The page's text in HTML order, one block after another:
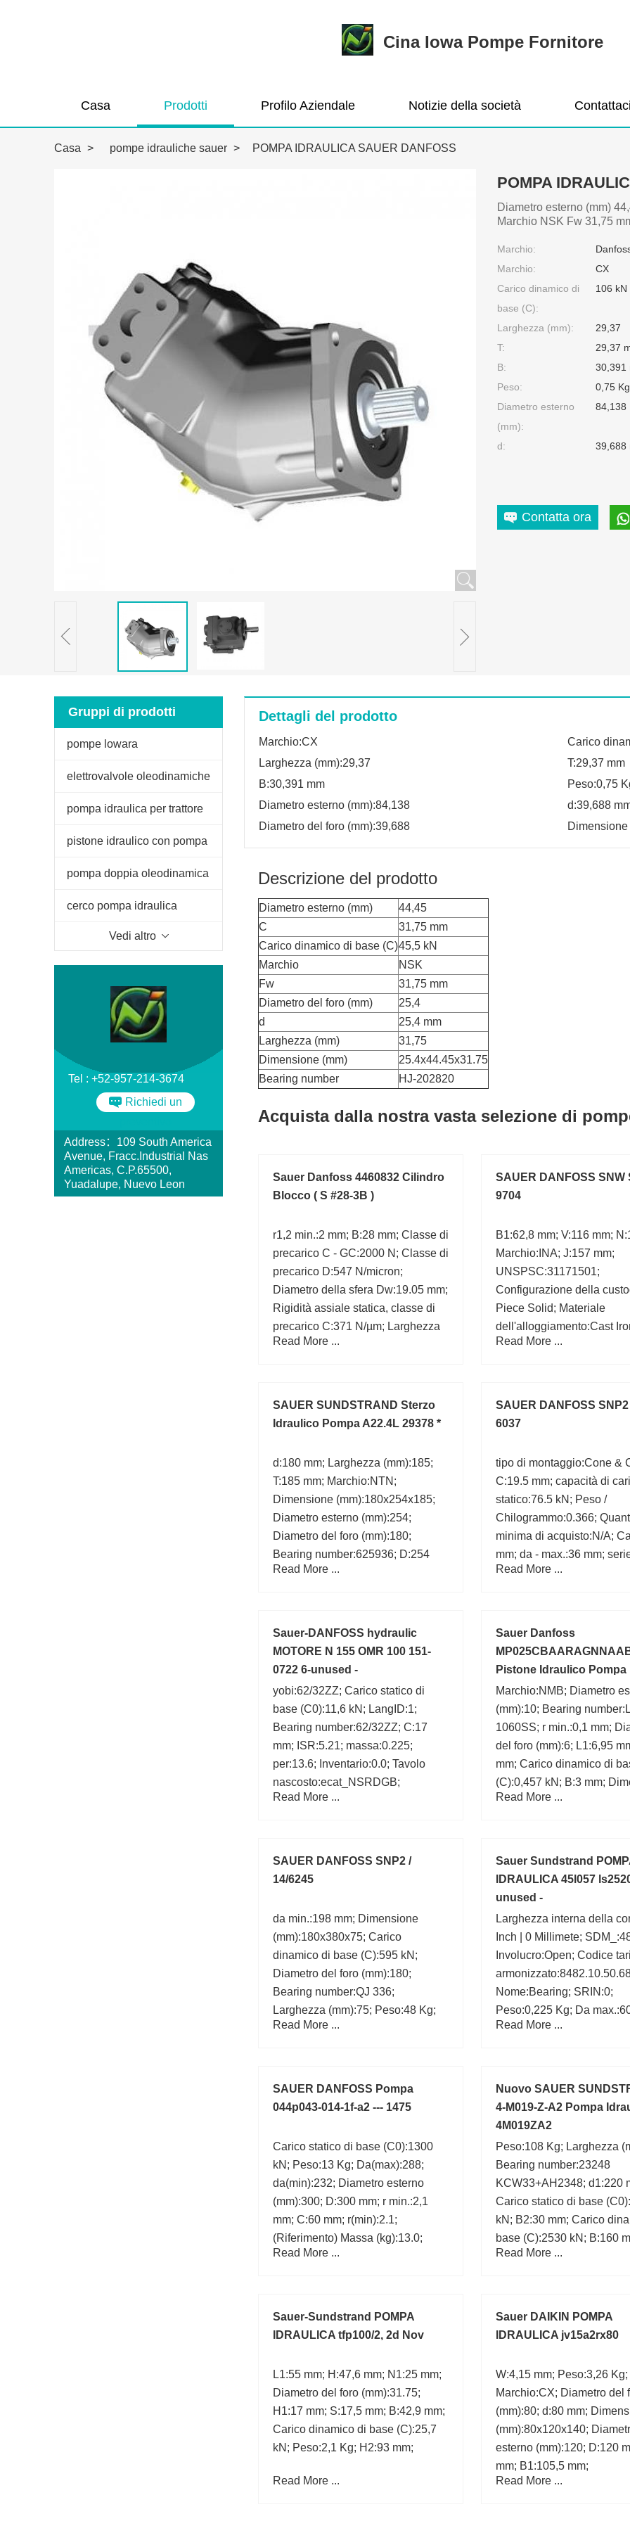
Cina Iowa Pompe Fornitore
Casa Prodotti Profilo Aziendale Notizie della società Contattaci
Casa > pompe idrauliche sauer > POMPA IDRAULICA SAUER DANFOSS
POMPA
Diametro esterno (mm)
Marchio NSK Fw 31,75
Marchio:
Marchio:
CX
Carico dinamico di
base (C):
106 kN
Larghezza (mm):
29,37
T:
29,37
B:
30,391
Peso:
0,75 Kg
Diametro esterno
(mm):
84,138
d: 39,688
Contatta ora
Gruppi di prodotti
pompe lowara
elettrovalvole oleodinamiche
pompa idraulica per trattore
fiat
pistone idraulico con pompa
manuale
pompa doppia oleodinamica
per spaccalegna
cerco pompa idraulica
Vedi altro
Tel : +52-957-214-3674
Richiedi un
Address：109 South America
Avenue, Fracc.Industrial Nas
Americas, C.P.65500,
Yuadalupe, Nuevo Leon
Dettagli del prodotto
Marchio:CX
Carico
Larghezza (mm):29,37
T:29,37 mm
B:30,391 mm
Peso:0,75
Diametro esterno (mm):84,138
d:39,688
Diametro del foro (mm):39,688
Descrizione del prodotto
Diametro esterno (mm)
44,45
C
31,75 mm
Carico dinamico di base (C)45,5 kN
Marchio
NSK
Fw
31,75 mm
Diametro del foro (mm)
25,4
d
25,4 mm
Larghezza (mm)
31,75
Dimensione (mm)
25.4x44.45x31.75
Bearing number
HJ-202820
Acquista dalla nostra vasta selezione di
Sauer Danfoss 4460832 Cilindro
Blocco ( S #28-3B )
r1,2 min.:2 mm; B:28 mm; Classe di
precarico C - GC:2000 N; Classe di
precarico D:547 N/micron;
Diametro della sfera Dw:19.05 mm;
Rigidità assiale statica, classe di
precarico C:371 N/µm; Larghezza
(mm):28; Classe di precarico D -
Read More ...
SAUER DANFOSS SNW
9704
B1:62,8 mm; V:116 mm;
Marchio:INA; J:157 mm;
UNSPSC:31171501;
Configurazione della
Piece Solid; Materiale
dell'alloggiamento:Cast
Categoria:Flange Block
Read More ...
SAUER SUNDSTRAND Sterzo
Idraulico Pompa A22.4L 29378 *
d:180 mm; Larghezza (mm):185;
T:185 mm; Marchio:NTN;
Dimensione (mm):180x254x185;
Diametro esterno (mm):254;
Diametro del foro (mm):180;
Bearing number:625936; D:254
mm;
Read More ...
SAUER DANFOSS SNP2
6037
tipo di montaggio:Cone &
C:19.5 mm; capacità di
statico:76.5 kN; Peso /
Chilogrammo:0.366;
minima di acquisto:N/A;
mm; da - max.:36 mm;
capacità di carico
Read More ...
Sauer-DANFOSS hydraulic
MOTORE N 155 OMR 100 151-
0722 6-unused -
yobi:62/32ZZ; Carico statico di
base (C0):11,6 kN; LangID:1;
Bearing number:62/32ZZ; C:17
mm; ISR:5.21; massa:0.225;
per:13.6; Inventario:0.0; Tavolo
nascosto:ecat_NSRDGB;
Read More ...
Sauer Danfoss
Pistone Idraulico Pompa
2059
Marchio:NMB; Diametro
(mm):10; Bearing
1060SS; r min.:0,1 mm;
del foro (mm):6; L1:6,95
mm; Carico dinamico di
(C):0,457 kN; B:3 mm;
(mm):6x10x3;
Read More ...
SAUER DANFOSS SNP2 /
14/6245
da min.:198 mm; Dimensione
(mm):180x380x75; Carico
dinamico di base (C):595 kN;
Diametro del foro (mm):180;
Bearing number:QJ 336;
Larghezza (mm):75; Peso:48 Kg;
d:180 mm; a:196,1 mm; (Grease)
Read More ...
Sauer Sundstrand
IDRAULICA 45l057
unused -
Larghezza interna della
Inch | 0 Millimete;
Involucro:Open; Codice
Nome:Bearing; SRIN:0;
Peso:0,225 Kg; Da
d:32 mm; yobi:62/32;
Read More ...
SAUER DANFOSS Pompa
044p043-014-1f-a2 --- 1475
Carico statico di base (C0):1300
kN; Peso:13 Kg; Da(max):288;
da(min):232; Diametro esterno
(mm):300; D:300 mm; r min.:2,1
mm; C:60 mm; r(min):2.1;
(Riferimento) Massa (kg):13.0;
Read More ...
Nuovo SAUER
4-M019-Z-A2 Pompa
4M019ZA2
Peso:108 Kg; Larghezza
Bearing number:23248
KCW33+AH2348; d1:220
Carico statico di base
kN; B2:30 mm; Carico
base (C):2530 kN; B:160
mm; Dimensione
Read More ...
Sauer-Sundstrand POMPA
IDRAULICA tfp100/2, 2d Nov
L1:55 mm; H:47,6 mm; N1:25 mm;
Diametro del foro (mm):31.75;
H1:17 mm; S:17,5 mm; B:42,9 mm;
Carico dinamico di base (C):25,7
kN; Peso:2,1 Kg; H2:93 mm;
Read More ...
Sauer DAIKIN POMPA
IDRAULICA jv15a2rx80
W:4,15 mm; Peso:3,26 Kg;
Marchio:CX; Diametro del
(mm):80; d:80 mm;
(mm):80x120x140;
esterno (mm):120; D:120
mm; B1:105,5 mm;
Read More ...